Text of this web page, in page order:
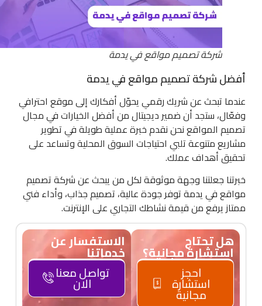
شركة تصميم مواقع في يدمة
أفضل شركة تصميم مواقع في يدمة
عندما تبحث عن شريك رقمي يحوّل أفكارك إلى موقع احترافي
وفعّال، ستجد أن ضمير ديجيتال من أفضل الخيارات في مجال
تصميم المواقع نحن نقدم خبرة عملية طويلة في تطوير
مشاريع متنوعة تلبي احتياجات السوق المحلية وتساعد على
تحقيق أهداف عملك.
خبرتنا جعلتنا وجهة موثوقة لكل من يبحث عن شركة تصميم
مواقع في يدمة توفر جودة عالية، تصميم جذاب، وأداء فني
ممتاز يرفع من قيمة نشاطك التجاري على الإنترنت.
هل تحتاج
استشارة مجانية؟
احجز
استشارة
مجانية
الاستفسار عن
خدماتنا
تواصل معنا
الان